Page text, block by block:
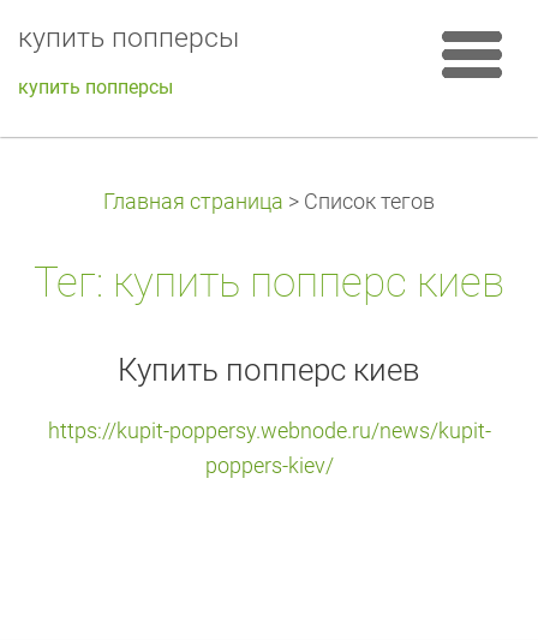
купить попперсы
купить попперсы
Главная страница > Список тегов
Тег: купить попперс киев
Купить попперс киев
https://kupit-poppersy.webnode.ru/news/kupit-
poppers-kiev/